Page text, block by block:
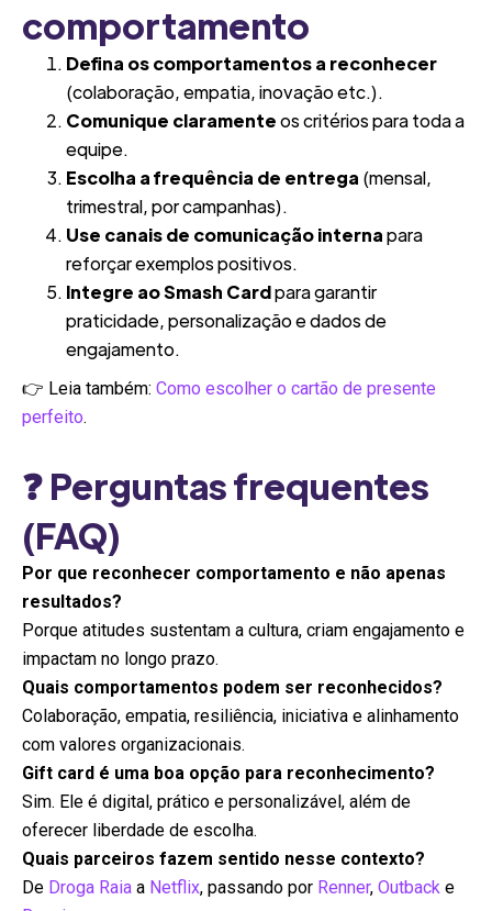
comportamento
Defina os comportamentos a reconhecer
(colaboração, empatia, inovação etc.).
Comunique claramenteos critérios para toda a
equipe.
Escolha a frequência de entrega (mensal,
trimestral, por campanhas).
Use canais de comunicação internapara
reforçar exemplos positivos.
Integre ao Smash Cardpara garantir
praticidade, personalização e dados de
engajamento.
👉 Leia também: Como escolher o cartão de presente
perfeito.
❓ Perguntas frequentes
(FAQ)
Por que reconhecer comportamento e não apenas
resultados?
Porque atitudes sustentam a cultura, criam engajamento e
impactam no longo prazo.
Quais comportamentos podem ser reconhecidos?
Colaboração, empatia, resiliência, iniciativa e alinhamento
com valores organizacionais.
Gift card é uma boa opção para reconhecimento?
Sim. Ele é digital, prático e personalizável, além de
oferecer liberdade de escolha.
Quais parceiros fazem sentido nesse contexto?
De Droga Raia a Netflix, passando por Renner, Outback e